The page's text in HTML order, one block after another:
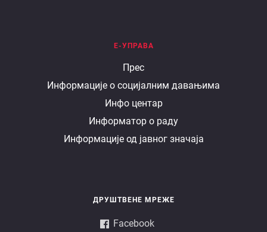
Е-УПРАВА
Прес
Информације о социјалним давањима
Инфо центар
Информатор о раду
Информације од јавног значаја
ДРУШТВЕНЕ МРЕЖЕ
Facebook